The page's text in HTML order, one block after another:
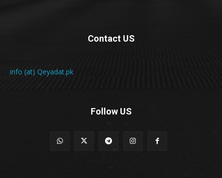
Contact US
info (at) Qeyadat.pk
Follow US